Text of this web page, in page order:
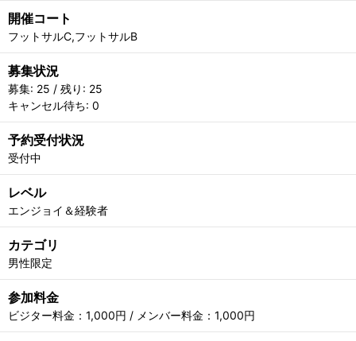
開催コート
フットサルC,フットサルB
募集状況
募集: 25 / 残り: 25
キャンセル待ち: 0
予約受付状況
受付中
レベル
エンジョイ＆経験者
カテゴリ
男性限定
参加料金
ビジター料金：1,000円 / メンバー料金：1,000円